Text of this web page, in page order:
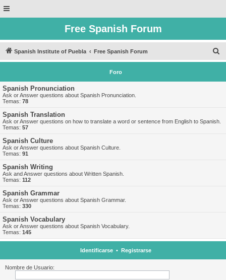
Free Spanish Forum
Spanish Institute of Puebla Free Spanish Forum
u
Foro
Spanish Pronunciation
Ask or Answer questions about Spanish Pronunciation.
Temas: 78
Spanish Translation
Ask or Answer questions on how to translate a word or sentence from English to Spanish.
Temas: 57
Spanish Culture
Ask or Answer questions about Spanish Culture.
Temas: 91
Spanish Writing
Ask and Answer questions about Written Spanish.
Temas: 112
Spanish Grammar
Ask or Answer questions about Spanish Grammar.
Temas: 330
Spanish Vocabulary
Ask or Answer questions about Spanish Vocabulary.
Temas: 145
Identificarse• Registrarse
Nombre de Usuario: